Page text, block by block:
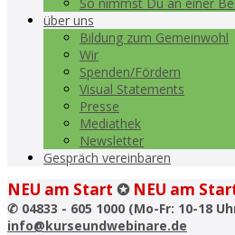
über uns
Bildung zum Gemeinwohl
Wir
Spenden/Fördern
Visual Statements
Presse
Mediathek
Newsletter
Gespräch vereinbaren
NEU am Start ✪ NEU am
✆ 04833 - 605 1000 (Mo-Fr: 10-18
info@kurseundwebinare.de